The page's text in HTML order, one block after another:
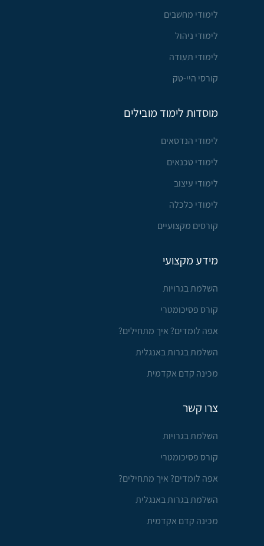
לימודי מחשבים
לימודי ניהול
לימודי תעודה
קורסי היי-טק
מוסדות לימוד מובילים
לימודי הנדסאים
לימודי טכנאים
לימודי עיצוב
לימודי כלכלה
קורסים מקצועיים
מידע מקצועי
השלמת בגרויות
קורס פסיכומטרי
אפה לומדים? איך מתחילים?
השלמת בגרות באנגלית
מכינה קדם אקדמית
צרו קשר
השלמת בגרויות
קורס פסיכומטרי
אפה לומדים? איך מתחילים?
השלמת בגרות באנגלית
מכינה קדם אקדמית